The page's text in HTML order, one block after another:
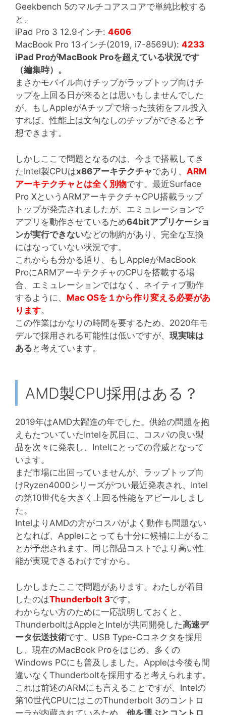
Geekbench 5のマルチコアスコアで単純比較する
と、
iPad Pro 3 12.9インチ: 4606
MacBook Pro 13インチ(2019, i7-8569U): 4233
iPad ProがMacBook Proを超えている状況です
（編集時）。
まさかモバイル向けチップがラップトップ向けチ
ップを上回る日が来るとは思いもしませんでした
が、もしAppleがAチップで培った技術をフル投入
すれば、性能上は文句なしのチップができると予
想できます。
しかしここで問題となるのは、今まで搭載してき
たIntel製CPUはx86アーキテクチャであり、 ARM
アーキテクチャとは全く別物です。最近Surface
Pro XというARMアーキテクチャCPU搭載ラップ
トップが発売されましたが、エミュレーションで
アプリを動作させているため64bitアプリケーショ
ンが実行できないなどの制約があり、完全な互換
にはなっていない状況です。
これからも分かる通り、もしAppleがMacBook
ProにARMアーキテクチャのCPUを搭載する場
合、エミュレーションではなく、ネイティブ動作
するように、 Mac OSを１から作り変える必要があ
ります。
この作業はかなりの時間を要するため、2020年モ
デルで採用される可能性は低いですが、 現実味は
ある と考えています。
AMD製CPU採用はある？
2019年はAMD大躍進の年でした。供給の問題を抱
えもたついていたIntelを尻目に、コスパの良い製
品を次々に発表し、Intelにとっての脅威となって
います。
まだ市場に出回っていませんが、ラップトップ向
けRyzen4000シリーズがつい最近発表され、Intel
の第10世代を大きく上回る性能をアピールしまし
た。
IntelよりAMDの方がコスパがよく動作も問題ない
となれば、Appleにとっても十分に候補に上がるこ
とが予想されます。同じ部品コストでより高い性
能が実現できるわけですから。
しかしまたここで問題があります。わたしが着目
したのはThunderbolt 3です。
わからない方のために一応説明しておくと、
ThunderboltはAppleとIntelが共同開発した高速デ
ータ伝送技術です。USB Type-Cコネクタを採用
し、現在のMacBook Proをはじめ、多くの
Windows PCにも普及しました。Appleは今後も間
違いなくThunderboltを採用すると考えられます。
これは前述のARMにも言えることですが、Intelの
第10世代CPUにはこのThunderbolt 3のコントロ
ーラが内蔵されているため、 他を選ぶとコントロ